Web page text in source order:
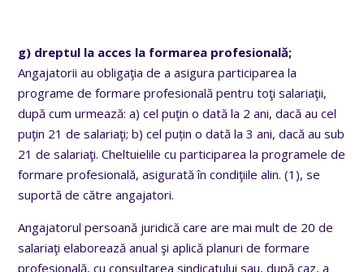
g) dreptul la acces la formarea profesională;
Angajatorii au obligaţia de a asigura participarea la
programe de formare profesională pentru toţi salariaţii,
după cum urmează: a) cel puţin o dată la 2 ani, dacă au cel
puţin 21 de salariaţi; b) cel puțin o dată la 3 ani, dacă au sub
21 de salariaţi. Cheltuielile cu participarea la programele de
formare profesională, asigurată în condiţiile alin. (1), se
suportă de către angajatori.
Angajatorul persoană juridică care are mai mult de 20 de
salariaţi elaborează anual şi aplică planuri de formare
profesională, cu consultarea sindicatului sau, după caz, a